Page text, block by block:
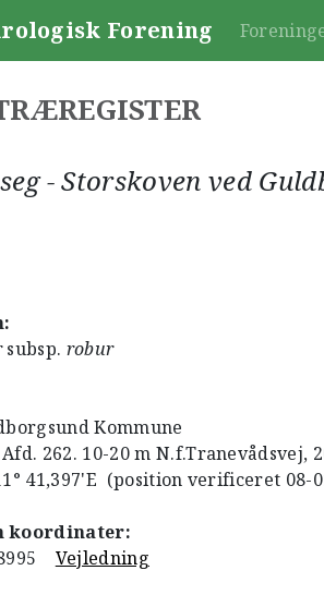
Forening
- Storskoven ved
subsp. robur
Kommune
262. 10-20 m N.f.Tranevådsvej,
41,397'E (position verificeret 08-
koordinater:
Vejledning